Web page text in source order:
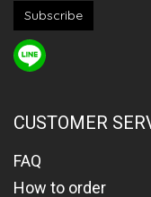
Subscribe
CUSTOMER
FAQ
How to order